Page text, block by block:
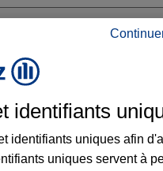
identifiants
identifiants uniques afin
uniques servent à